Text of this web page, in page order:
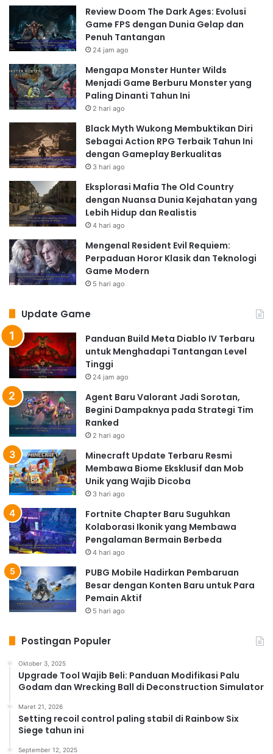
Review Doom The Dark Ages: Evolusi
Game FPS dengan Dunia Gelap dan
Penuh Tantangan
24 jam ago
Mengapa Monster Hunter Wilds
Menjadi Game Berburu Monster yang
Paling Dinanti Tahun Ini
2 hari ago
Black Myth Wukong Membuktikan Diri
Sebagai Action RPG Terbaik Tahun Ini
dengan Gameplay Berkualitas
3 hari ago
Eksplorasi Mafia The Old Country
dengan Nuansa Dunia Kejahatan yang
Lebih Hidup dan Realistis
4 hari ago
Mengenal Resident Evil Requiem:
Perpaduan Horor Klasik dan Teknologi
Game Modern
5 hari ago
Update Game
Panduan Build Meta Diablo IV Terbaru
untuk Menghadapi Tantangan Level
Tinggi
24 jam ago
Agent Baru Valorant Jadi Sorotan,
Begini Dampaknya pada Strategi Tim
Ranked
2 hari ago
Minecraft Update Terbaru Resmi
Membawa Biome Eksklusif dan Mob
Unik yang Wajib Dicoba
3 hari ago
Fortnite Chapter Baru Suguhkan
Kolaborasi Ikonik yang Membawa
Pengalaman Bermain Berbeda
4 hari ago
PUBG Mobile Hadirkan Pembaruan
Besar dengan Konten Baru untuk Para
Pemain Aktif
5 hari ago
Postingan Populer
Oktober 3, 2025
Upgrade Tool Wajib Beli: Panduan Modifikasi Palu
Godam dan Wrecking Ball di Deconstruction Simulator
Maret 21, 2026
Setting recoil control paling stabil di Rainbow Six
Siege tahun ini
September 12, 2025